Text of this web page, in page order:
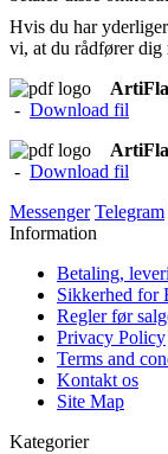
Hvis du har
vi, at du rådfører dig
- Download fil
- Download fil
Messenger Telegram
Information
Betaling,
Sikkerhed for
Regler før
Privacy Policy
Terms and
Kontakt os
Site Map
Kategorier